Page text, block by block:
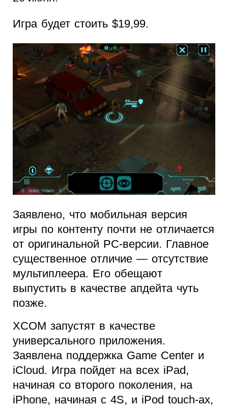
Игра будет стоить $19,99.
Заявлено, что мобильная версия
игры по контенту почти не отличается
от оригинальной PC-версии. Главное
существенное отличие — отсутствие
мультиплеера. Его обещают
выпустить в качестве апдейта чуть
позже.
XCOM запустят в качестве
универсального приложения.
Заявлена поддержка Game Center и
iCloud. Игра пойдет на всех iPad,
начиная со второго поколения, на
iPhone, начиная с 4S, и iPod touch-ах,